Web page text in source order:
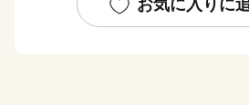
お気に入りに